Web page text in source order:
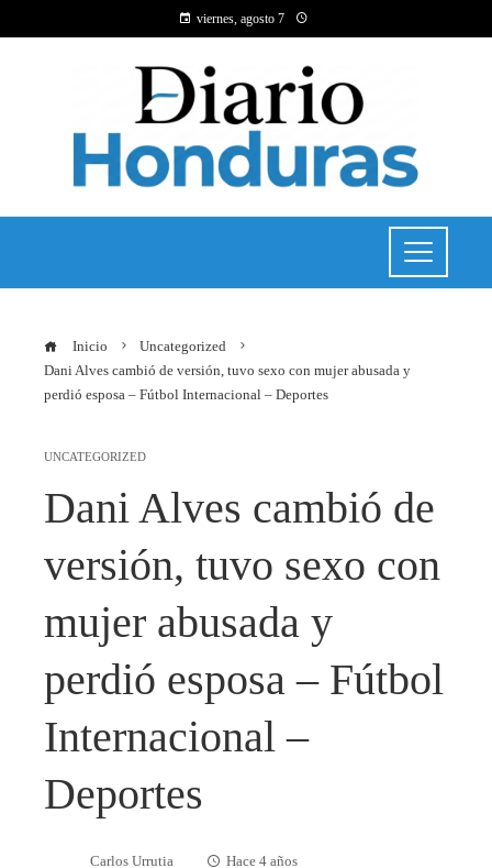
viernes, agosto 7
Inicio
Uncategorized
Dani Alves cambió de versión, tuvo sexo con mujer abusada y
perdió esposa – Fútbol Internacional – Deportes
UNCATEGORIZED
Dani Alves cambió de
versión, tuvo sexo con
mujer abusada y
perdió esposa – Fútbol
Internacional –
Deportes
Carlos Urrutia Hace 4 años